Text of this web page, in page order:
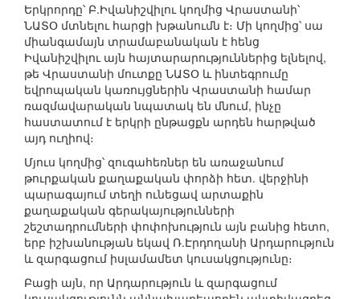
Երկրորդը՝ Բ.Իվանիշվիլու կողմից Վրաստանի՝
ՆԱՏՕ մտնելու հարցի խթանումն է։ Մի կողմից՝ սա
միանգամայն տրամաբանական է հենց
Իվանիշվիլու այն հայտարարություններից ելնելով,
թե Վրաստանի մուտքը ՆԱՏՕ և ինտեգրումը
եվրոպական կառույցներին Վրաստանի համար
ռազմավարական նպատակ են մնում, ինչը
հաստատում է երկրի ընթացքն արդեն հարթված
այդ ուղիով։
Մյուս կողմից՝ զուգահեռներ են առաջանում
թուրքական քաղաքական փորձի հետ. վերջինի
պարագայում տեղի ունեցավ արտաքին
քաղաքական գերակայությունների
շեշտադրումների փոփոխություն այն բանից հետո,
երբ իշխանության եկավ Ռ.Էրդողանի Արդարություն
և զարգացում իսլամամետ կուսակցությունը։
Բացի այն, որ Արդարություն և զարգացում